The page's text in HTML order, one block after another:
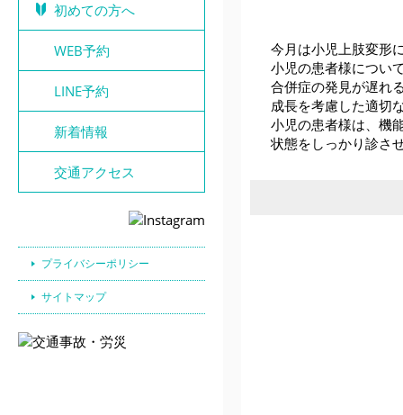
初めての方へ
WEB予約
LINE予約
新着情報
交通アクセス
プライバシーポリシー
サイトマップ
今月は小児上肢変形
小児の患者様につい
合併症の発見が遅れ
成長を考慮した適切
小児の患者様は、機
状態をしっかり診さ